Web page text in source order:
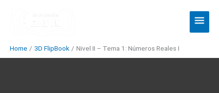
Main
Menu
Home 3D FlipBook Nivel II – Tema 1: Números Reales I